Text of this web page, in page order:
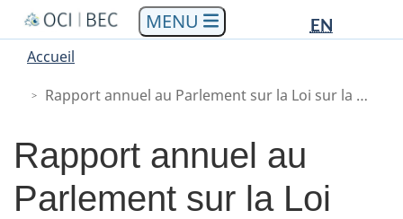
Aller
au
Skip
to
government"
Passer
à
HTML
Main
EN
You
here
Accueil
Rapport annuel au Parlement sur la Loi sur la protection des renseignements personnels pour la période allant du 1er avril 2021 au 31 mars 2022
Rapport annuel au
Parlement sur la Loi